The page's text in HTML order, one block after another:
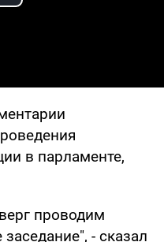
Video
в парламенте,
проводим
- сказал